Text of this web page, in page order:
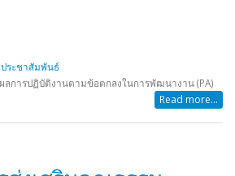
,ประชาสัมพันธ์
ลการปฏิบัติงานตามข้อตกลงในการพัฒนางาน (PA)
Read more...
รส่วนจังหวัด
างก่อสร้าง
อิเล็กทรอนิกส์ (e-bidding)